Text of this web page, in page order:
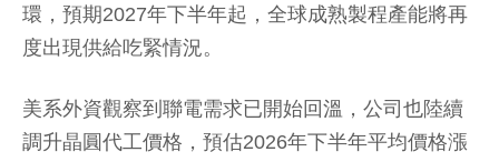
環，預期2027年下半年起，全球成熟製程產能將再
度出現供給吃緊情況。
美系外資觀察到聯電需求已開始回溫，公司也陸續
調升晶圓代工價格，預估2026年下半年平均價格漲